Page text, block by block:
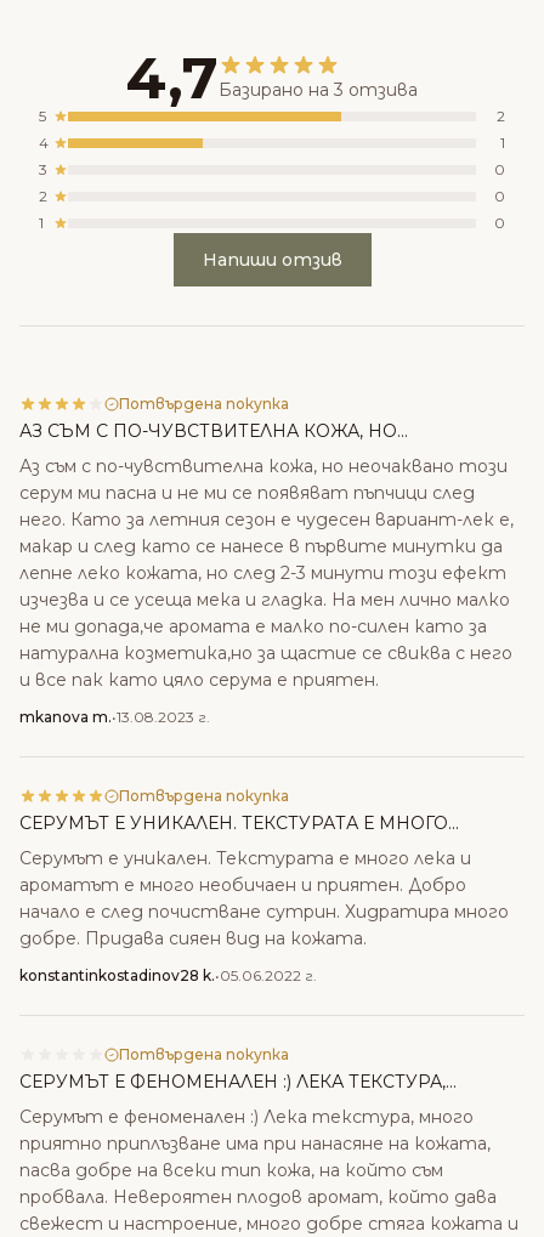
4,7 Базирано на 3 отзива
5
2
4
1
3
0
2
0
1
0
Напиши отзив
Потвърдена покупка
АЗ СЪМ С ПО-ЧУВСТВИТЕЛНА КОЖА, НО...
Аз съм с по-чувствителна кожа, но неочаквано този
серум ми пасна и не ми се появяват пъпчици след
него. Като за летния сезон е чудесен вариант-лек е,
макар и след като се нанесе в първите минутки да
лепне леко кожата, но след 2-3 минути този ефект
изчезва и се усеща мека и гладка. На мен лично малко
не ми допада,че аромата е малко по-силен като за
натурална козметика,но за щастие се свиква с него
и все пак като цяло серума е приятен.
mkanova m.•13.08.2023 г.
Потвърдена покупка
СЕРУМЪТ Е УНИКАЛЕН. ТЕКСТУРАТА Е МНОГО...
Серумът е уникален. Текстурата е много лека и
ароматът е много необичаен и приятен. Добро
начало е след почистване сутрин. Хидратира много
добре. Придава сияен вид на кожата.
konstantinkostadinov28 k.•05.06.2022 г.
Потвърдена покупка
СЕРУМЪТ Е ФЕНОМЕНАЛЕН :) ЛЕКА ТЕКСТУРА,...
Серумът е феноменален :) Лека текстура, много
приятно приплъзване има при нанасяне на кожата,
пасва добре на всеки тип кожа, на който съм
пробвала. Невероятен плодов аромат, който дава
свежест и настроение, много добре стяга кожата и